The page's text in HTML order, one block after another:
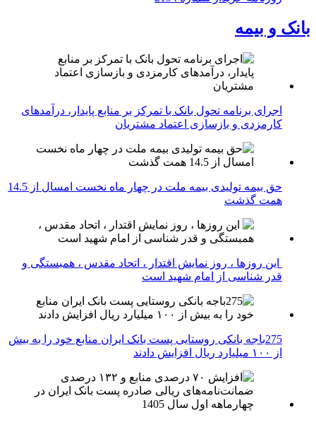
بانک و بیمه
اجرای برنامه تحول بانک با تمرکز بر منابع پایدار، درآمدهای
کارمزدی و بازسازی اعتماد مشتریان
حق بیمه تولیدی بیمه ملت در چهار ماه نخست امسال از 14.5
همت گذشت
این روزها ، روز نمایش اقتدار ، اتحاد مقدس ، همبستگی و
قدر شناسی از امام شهید است
275باجه بانکی روستایی پست بانک ایران منابع خود را به بیش
از ۱۰۰ میلیارد ریال افزایش دادند